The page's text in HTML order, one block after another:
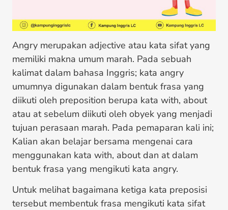
Angry merupakan adjective atau kata sifat yang
memiliki makna umum marah. Pada sebuah
kalimat dalam bahasa Inggris; kata angry
umumnya digunakan dalam bentuk frasa yang
diikuti oleh preposition berupa kata with, about
atau at sebelum diikuti oleh obyek yang menjadi
tujuan perasaan marah. Pada pemaparan kali ini;
Kalian akan belajar bersama mengenai cara
menggunakan kata with, about dan at dalam
bentuk frasa yang mengikuti kata angry.
Untuk melihat bagaimana ketiga kata preposisi
tersebut membentuk frasa mengikuti kata sifat